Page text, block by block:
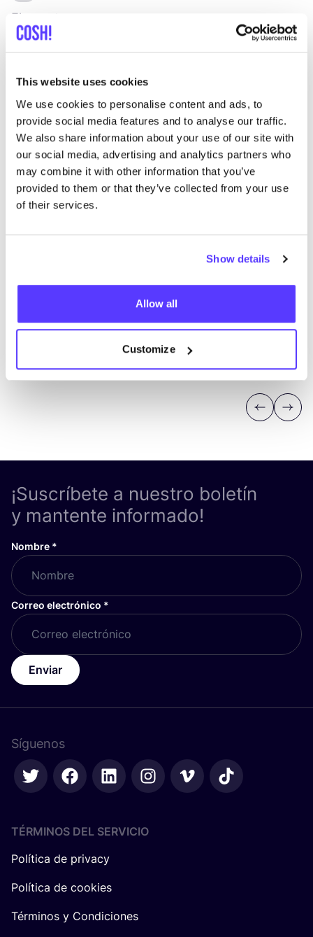
This website uses cookies
We use cookies to personalise content and ads, to
provide social media features and to analyse our traffic.
We also share information about your use of our site with
our social media, advertising and analytics partners who
may combine it with other information that you’ve
provided to them or that they’ve collected from your use
of their services.
Show details
Allow all
Customize
Element
Previous
Next
¡Suscríbete a nuestro boletín
y mantente informado!
Nombre *
Correo electrónico *
Enviar
Síguenos
TÉRMINOS DEL SERVICIO
Política de privacy
Política de cookies
Términos y Condiciones